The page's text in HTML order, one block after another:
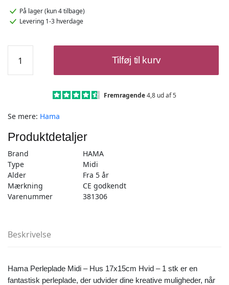
På lager(kun 4 tilbage)
Levering 1-3 hverdage
Perleplade
Midi
Hvid
1
stk
antal
Tilføj til kurv
Fremragende4,8 ud af 5
Se mere: Hama
Produktdetaljer
Brand
HAMA
Type
Midi
Alder
Fra 5 år
Mærkning
CE godkendt
Varenummer
381306
Beskrivelse
Hama Perleplade Midi – Hus 17x15cm Hvid – 1 stk er en
fantastisk perleplade, der udvider dine kreative muligheder, når